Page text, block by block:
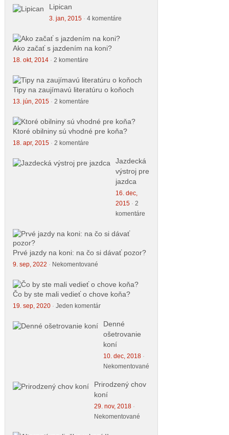
Lipican
3. jan, 2015· 4 komentáre
Ako začať s jazdením na koni?
18. okt, 2014· 2 komentáre
Tipy na zaujímavú literatúru o koňoch
13. jún, 2015· 2 komentáre
Ktoré obilniny sú vhodné pre koňa?
18. apr, 2015· 2 komentáre
Jazdecká
výstroj pre
jazdca
16. dec,
2015· 2
komentáre
Prvé jazdy na koni: na čo si dávať pozor?
9. sep, 2022 · Nekomentované
Čo by ste mali vedieť o chove koňa?
19. sep, 2020· Jeden komentár
Denné
ošetrovanie
koní
10. dec, 2018·
Nekomentované
Prirodzený chov
koní
29. nov, 2018·
Nekomentované